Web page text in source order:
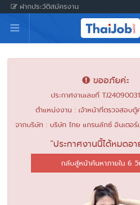
ฝากประวัติสมัครงาน
หน้าหลัก
ผู้สมัครงาน: เข้าสู่ระบบ
ฝากประวัติสมัครงาน
สำหรับผู้ประกอบการ
ขออภัยค่ะ
ประกาศงานเลขที่
ตำแหน่งงาน : เจ้าหน้าที่ตรวจสอบตู้
จากบริษัท : บริษัท ไทย แกรนลักซ์ อินเตอร์
"ประกาศงานนี้ได้หมดอ
กลับสู่หน้าค้นหาภายใน 6 วิ